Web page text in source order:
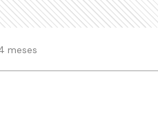
meses